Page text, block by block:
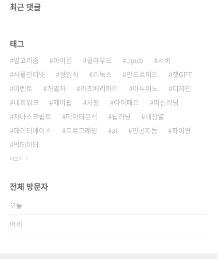
최근 댓글
태그
알고리즘 아이폰 클라우드 Jpub
서버
사물인터넷
정인식 리눅스 안드로이드
챗GPT
이벤트
개발자 라즈베리파이 아두이노
디자인
네트워크
제이펍 서평 아이패드
머신러닝
자바스크립트
데이터분석 딥러닝
배장열
데이터베이스
프로그래밍 ai 인공지능
파이썬
빅데이터
더보기
전체 방문자
오늘
어제